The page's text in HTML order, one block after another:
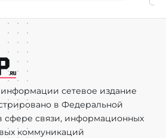
сетевое издание
в Федеральной
сфере связи, информационных
коммуникаций